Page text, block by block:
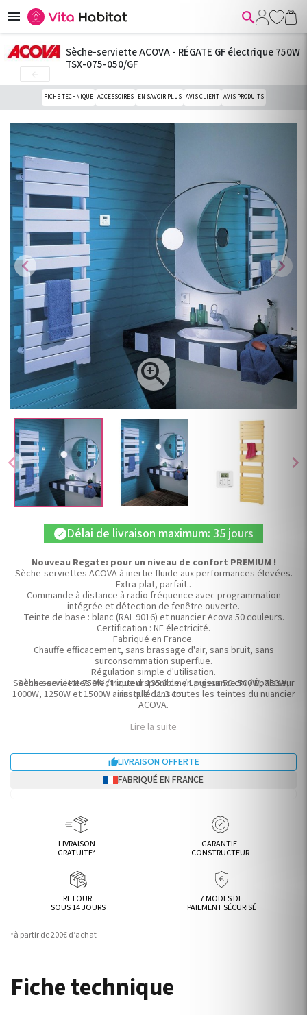
 
chevron_left chevron_right
chevron_left

chevron_right
Sèche-serviette ACOVA - RÉGATE GF électrique 750W
TSX-075-050/GF
FICHE TECHNIQUE ACCESSOIRES EN SAVOIR PLUS AVIS CLIENT AVIS PRODUITS
check Délai de livraison maximum: 35 jours
Nouveau Regate: pour un niveau de confort PREMIUM !
Sèche-serviettes ACOVA à inertie fluide aux performances élevées.
Extra-plat, parfait..
Commande à distance à radio fréquence avec programmation
intégrée et détection de fenêtre ouverte.
Teinte de base : blanc (RAL 9016) et nuancier Acova 50 couleurs.
Certification : NF électricité.
Fabriqué en France.
Chauffe efficacement, sans brassage d'air, sans bruit, sans
surconsommation superflue.
Régulation simple d'utilisation.
Seche-serviette 750W / Hauteur 135.3 cm / Largeur 50 cm / Épaisseur
installé 11.3 cm.
Sèche-serviettes electrique disponible en puissance 500W, 750W,
1000W, 1250W et 1500W ainsi que dans toutes les teintes du nuancier
ACOVA.
Lire la suite
LIVRAISON OFFERTE
FABRIQUÉ EN FRANCE
LIVRAISON
GRATUITE*
GARANTIE
CONSTRUCTEUR
RETOUR
SOUS 14 JOURS
7 MODES DE
PAIEMENT SÉCURISÉ
*à partir de 200€ d’achat
Fiche technique